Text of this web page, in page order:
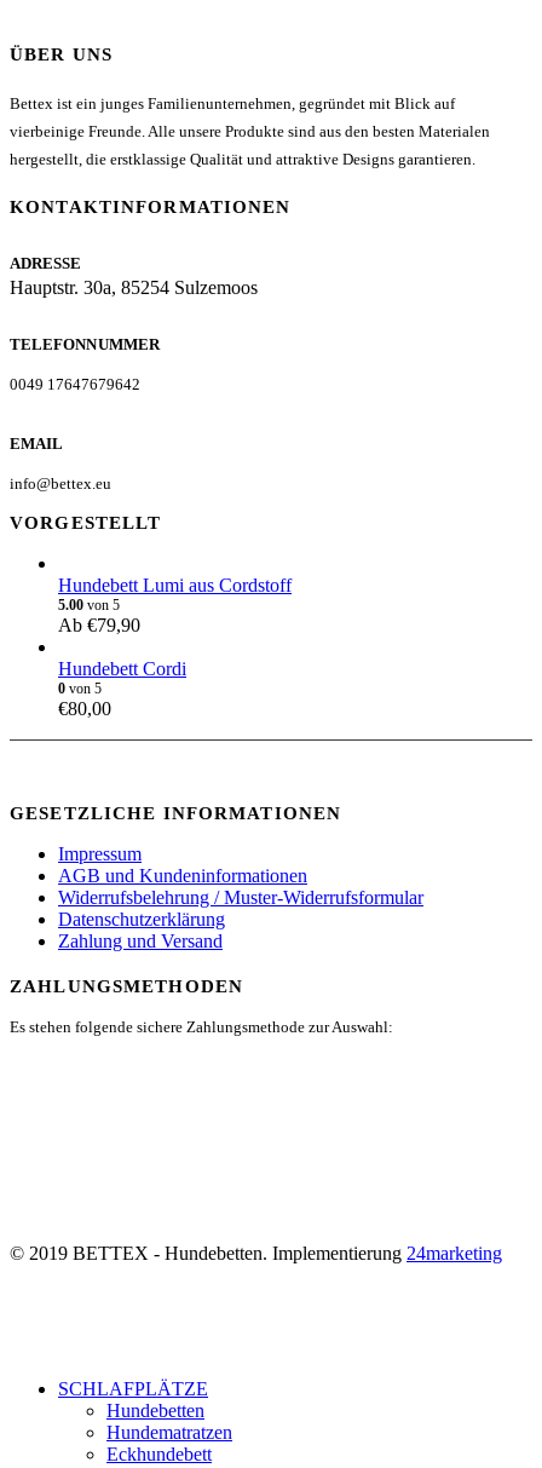
ÜBER UNS
Bettex ist ein junges Familienunternehmen, gegründet mit Blick auf
vierbeinige Freunde. Alle unsere Produkte sind aus den besten Materialen
hergestellt, die erstklassige Qualität und attraktive Designs garantieren.
KONTAKTINFORMATIONEN
ADRESSE
Hauptstr. 30a, 85254 Sulzemoos
TELEFONNUMMER
0049 17647679642
EMAIL
info@bettex.eu
VORGESTELLT
Hundebett Lumi aus Cordstoff
5.00 von 5
Ab €79,90
Hundebett Cordi
0 von 5
€80,00
GESETZLICHE INFORMATIONEN
Impressum
AGB und Kundeninformationen
Widerrufsbelehrung / Muster-Widerrufsformular
Datenschutzerklärung
Zahlung und Versand
ZAHLUNGSMETHODEN
Es stehen folgende sichere Zahlungsmethode zur Auswahl:
© 2019 BETTEX - Hundebetten. Implementierung 24marketing
SCHLAFPLÄTZE
Hundebetten
Hundematratzen
Eckhundebett